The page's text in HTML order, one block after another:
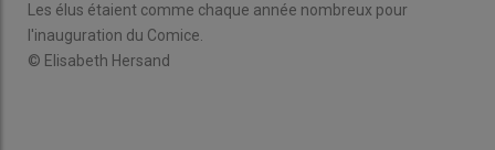
Les élus étaient comme chaque année nombreux pour
l'inauguration du Comice.
© Elisabeth Hersand